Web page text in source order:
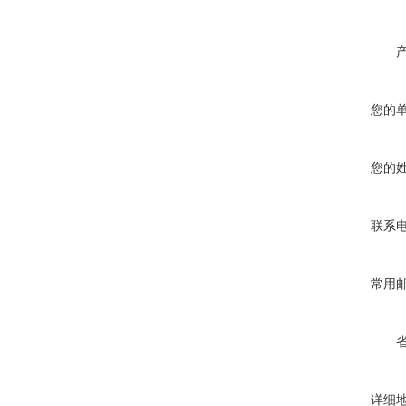
您的
您的
联系
常用
详细